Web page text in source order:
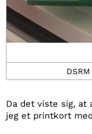
Da det viste sig, at
jeg et printkort